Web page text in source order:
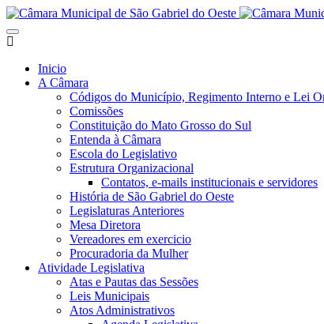
Inicio
A Câmara
Códigos do Município, Regimento Interno e Lei
Comissões
Constituição do Mato Grosso do Sul
Entenda à Câmara
Escola do Legislativo
Estrutura Organizacional
Contatos, e-mails institucionais e servidores
História de São Gabriel do Oeste
Legislaturas Anteriores
Mesa Diretora
Vereadores em exercicio
Procuradoria da Mulher
Atividade Legislativa
Atas e Pautas das Sessões
Leis Municipais
Atos Administrativos